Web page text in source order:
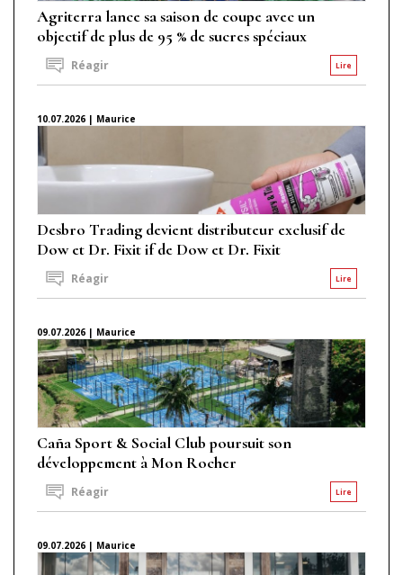
Agriterra lance sa saison de coupe avec un
objectif de plus de 95 % de sucres spéciaux
Lire
Réagir
10.07.2026 | Maurice
Desbro Trading devient distributeur exclusif de
Dow et Dr. Fixit if de Dow et Dr. Fixit
Lire
Réagir
09.07.2026 | Maurice
Caña Sport & Social Club poursuit son
développement à Mon Rocher
Lire
Réagir
09.07.2026 | Maurice